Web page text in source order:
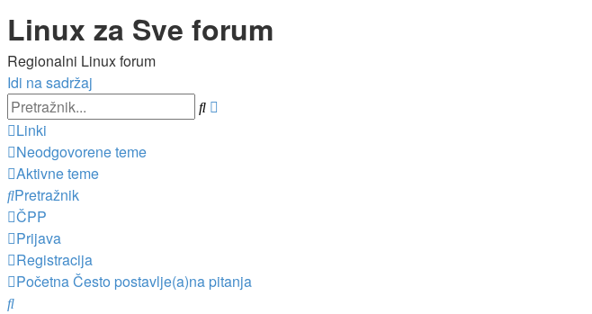
Linux za Sve forum
Regionalni Linux forum
Idi na sadržaj
Pretražnik
Linki
Neodgovorene teme
Aktivne teme
Pretražnik
ČPP
Prijava
Registracija
PočetnaČesto postavlje(a)na pitanja
Pretražnik